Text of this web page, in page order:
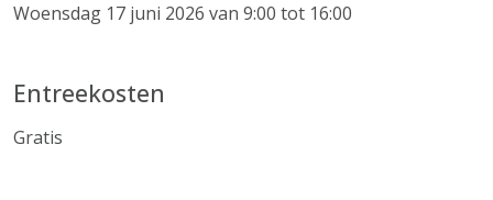
Woensdag 17 juni 2026 van 9:00 tot 16:00
Entreekosten
Gratis